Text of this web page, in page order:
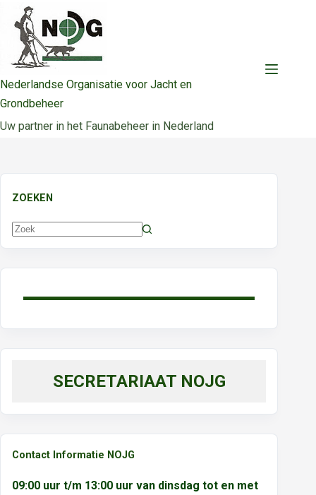
naar
inhoud
Nederlandse Organisatie voor Jacht en
Grondbeheer
Uw partner in het Faunabeheer in Nederland
ZOEKEN
Geen
SECRETARIAAT NOJG
Contact Informatie NOJG
09:00 uur t/m 13:00 uur van dinsdag tot en met